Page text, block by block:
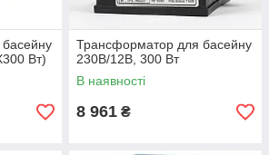
Вт)
Трансформатор для басейну
230В/12В, 300 Вт
В наявності
8 961 ₴